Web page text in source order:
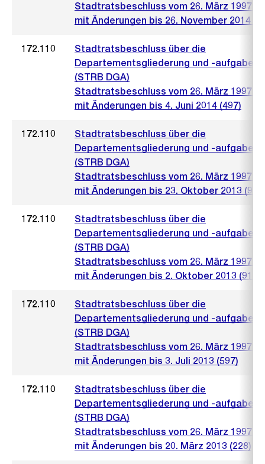
Stadtratsbeschluss vom 26. März 1997
mit Änderungen bis 26. November 2014
172.110
Stadtratsbeschluss über die
Departementsgliederung und -aufgaben
(STRB DGA)
Stadtratsbeschluss vom 26. März 1997
mit Änderungen bis 4. Juni 2014 (497)
172.110
Stadtratsbeschluss über die
Departementsgliederung und -aufgaben
(STRB DGA)
Stadtratsbeschluss vom 26. März 1997
mit Änderungen bis 23. Oktober 2013
172.110
Stadtratsbeschluss über die
Departementsgliederung und -aufgaben
(STRB DGA)
Stadtratsbeschluss vom 26. März 1997
mit Änderungen bis 2. Oktober 2013 (919)
172.110
Stadtratsbeschluss über die
Departementsgliederung und -aufgaben
(STRB DGA)
Stadtratsbeschluss vom 26. März 1997
mit Änderungen bis 3. Juli 2013 (597)
172.110
Stadtratsbeschluss über die
Departementsgliederung und -aufgaben
(STRB DGA)
Stadtratsbeschluss vom 26. März 1997
mit Änderungen bis 20. März 2013 (228)